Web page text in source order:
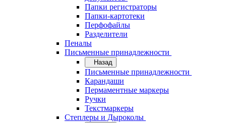
Папки регистраторы
Папки-картотеки
Перфофайлы
Разделители
Пеналы
Письменные принадлежности
Назад
Письменные принадлежности
Карандаши
Пермаментные маркеры
Ручки
Текстмаркеры
Степлеры и Дыроколы